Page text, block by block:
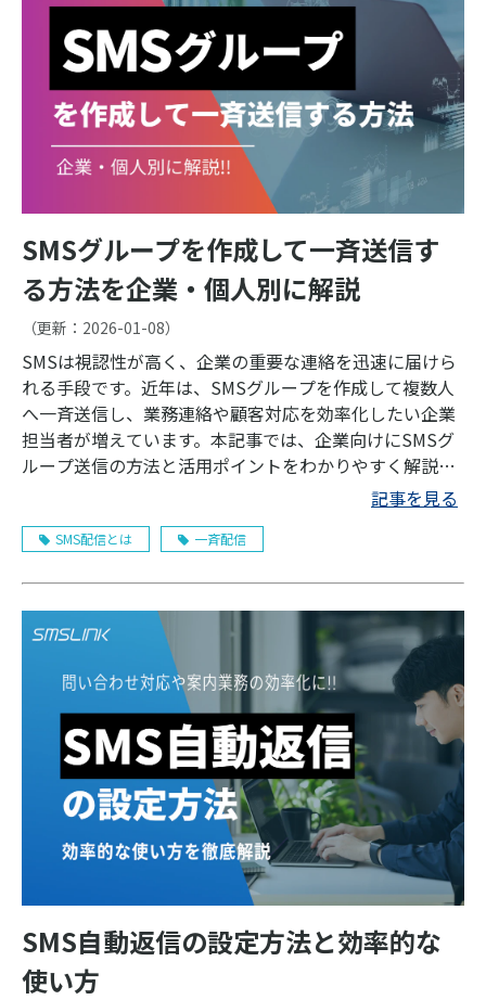
SMSグループを作成して一斉送信す
る方法を企業・個人別に解説
（更新： 2026-01-08）
SMSは視認性が高く、企業の重要な連絡を迅速に届けら
れる手段です。近年は、SMSグループを作成して複数人
へ一斉送信し、業務連絡や顧客対応を効率化したい企業
担当者が増えています。本記事では、企業向けにSMSグ
ループ送信の方法と活用ポイントをわかりやすく解説し
記事を見る
SMS配信とは 一斉配信
SMS自動返信の設定方法と効率的な
使い方